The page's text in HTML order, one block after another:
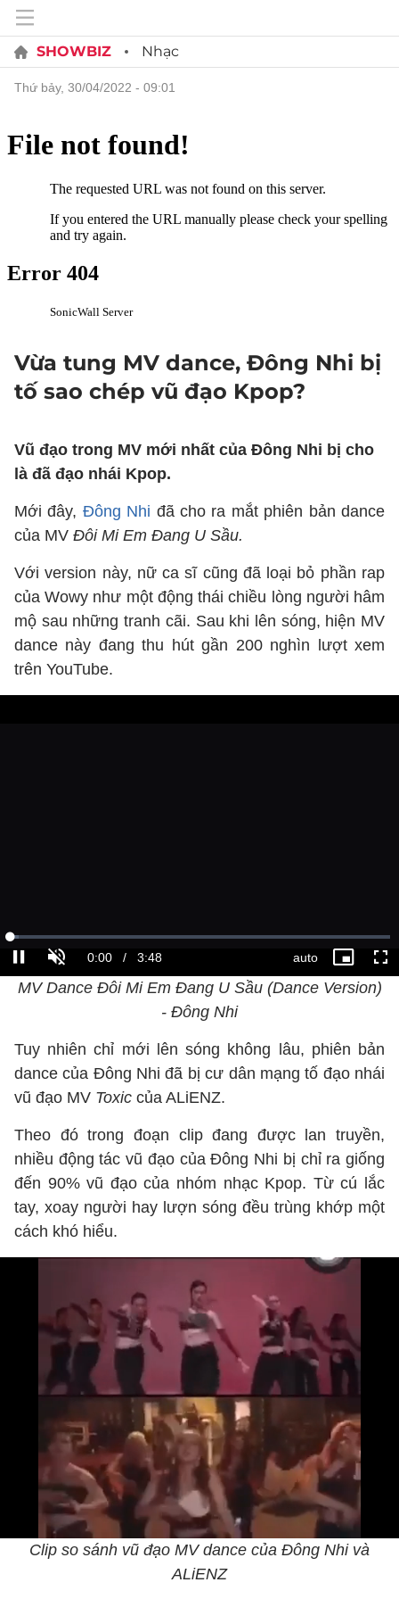
SHOWBIZ Nhạc
thứ bảy, 30/04/2022 - 09:01
Vừa tung MV dance, Đông Nhi bị
tố sao chép vũ đạo Kpop?
Vũ đạo trong MV mới nhất của Đông Nhi bị cho
là đã đạo nhái Kpop.
Mới đây, Đông Nhi đã cho ra mắt phiên bản dance
của MV Đôi Mi Em Đang U Sầu.
Với version này, nữ ca sĩ cũng đã loại bỏ phần rap
của Wowy như một động thái chiều lòng người hâm
mộ sau những tranh cãi. Sau khi lên sóng, hiện MV
dance này đang thu hút gần 200 nghìn lượt xem
trên YouTube.
MV Dance Đôi Mi Em Đang U Sầu (Dance Version)
- Đông Nhi
Tuy nhiên chỉ mới lên sóng không lâu, phiên bản
dance của Đông Nhi đã bị cư dân mạng tố đạo nhái
vũ đạo MV Toxic của ALiENZ.
Theo đó trong đoạn clip đang được lan truyền,
nhiều động tác vũ đạo của Đông Nhi bị chỉ ra giống
đến 90% vũ đạo của nhóm nhạc Kpop. Từ cú lắc
tay, xoay người hay lượn sóng đều trùng khớp một
cách khó hiểu.
Clip so sánh vũ đạo MV dance của Đông Nhi và
ALiENZ